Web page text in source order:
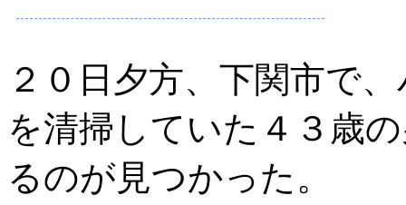
２０日夕方、下関市で
を清掃していた４３歳
るのが見つかった。